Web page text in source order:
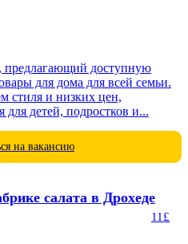
доступную
для дома для всей семьи.
стиля и низких цен,
детей, подростков и...
на вакансию
салата в Дрохеде
11£